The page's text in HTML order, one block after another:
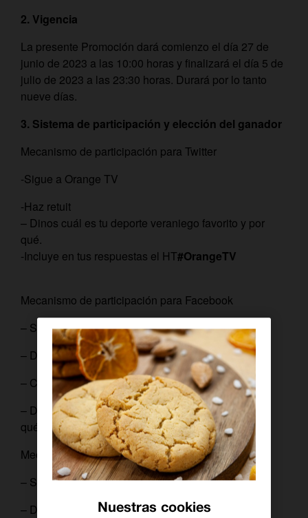
2. Vigencia
La presente Promoción dará comienzo el día 27 de
junio de 2023 a las 10:00 horas y finalizará el día 5 de
julio de 2023 a las 23:30 horas. Durará por lo tanto
nueve días.
3. Sistema de participación y elección del ganador
Mecanismo de participación para Twitter
-Sigue a Orange TV
-Haz retuit
– Dinos cuál es tu deporte veraniego favorito y por
qué.
-Incluye en tus respuestas el HT#OrangeTV
Mecanismo de participación para Facebook
– Sigue a Orange TV
– Da un “Me gusta” a esta publicación
– Comparte
– Dinos cuál es tu deporte veraniego favorito y por
qué.
Mecanismo de participación para Instagram
– Sigue a Orange
– Da “Me gusta” a esta publicación
Nuestras cookies